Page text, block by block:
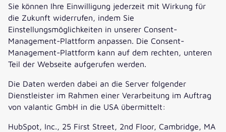
Sie können Ihre Einwilligung jederzeit mit Wirkung für
die Zukunft widerrufen, indem Sie
Einstellungsmöglichkeiten in unserer Consent-
Management-Plattform anpassen. Die Consent-
Management-Plattform kann auf dem rechten, unteren
Teil der Webseite aufgerufen werden.
Die Daten werden dabei an die Server folgender
Dienstleister im Rahmen einer Verarbeitung im Auftrag
von valantic GmbH in die USA übermittelt:
HubSpot, Inc., 25 First Street, 2nd Floor, Cambridge, MA